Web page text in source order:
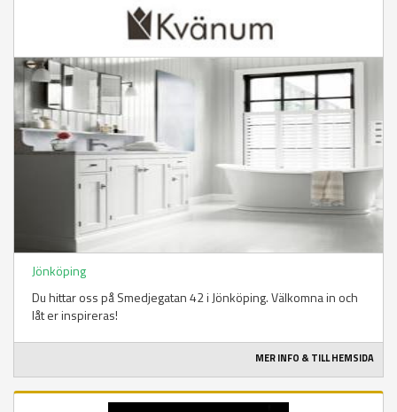
Jönköping
Du hittar oss på Smedjegatan 42 i Jönköping. Välkomna in och
låt er inspireras!
MER INFO & TILL HEMSIDA